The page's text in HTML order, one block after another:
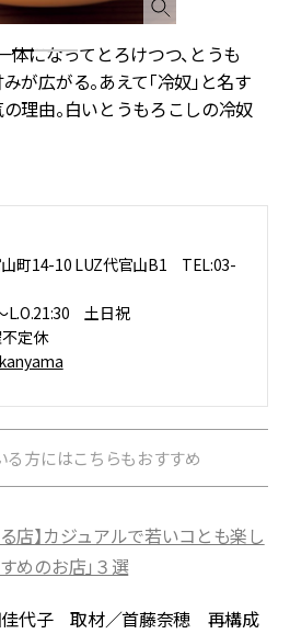
体になってとろけつつ、とうも
が広がる。あえて「冷奴」と名す
理由。白いとうもろこしの冷奴
山町14-10 LUZ代官山B1 TEL:03-
L.O.21:30 土日祝
不定休
る方にはこちらもおすすめ
店】カジュアルで若いコとも楽し
めのお店」３選
佳代子 取材／首藤奈穂 再構成